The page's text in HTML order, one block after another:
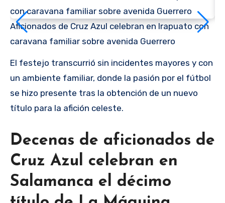
Aficionados de Cruz Azul celebran en Irapuato con
caravana familiar sobre avenida Guerrero
El festejo transcurrió sin incidentes mayores y con
un ambiente familiar, donde la pasión por el fútbol
se hizo presente tras la obtención de un nuevo
título para la afición celeste.
Decenas de aficionados de
Cruz Azul celebran en
Salamanca el décimo